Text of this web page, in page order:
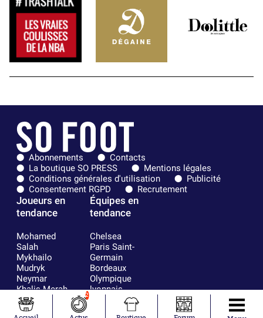
Abonnements
Contacts
La boutique SO PRESS
Mentions légales
Conditions générales d'utilisation
Publicité
Consentement RGPD
Recrutement
Joueurs en
tendance
Mohamed
Salah
Mykhailo
Mudryk
Neymar
Khalis Merah
Loïs Openda
Moussa
Équipes en
tendance
Chelsea
Paris Saint-
Germain
Bordeaux
Olympique
lyonnais
Real Madrid
2